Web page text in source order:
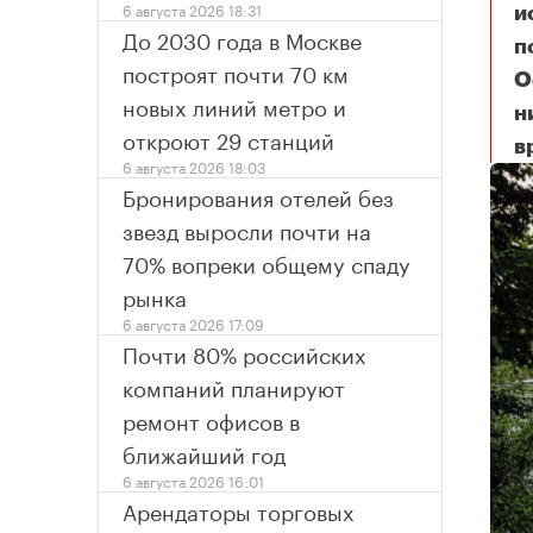
6 августа 2026 18:31
До 2030 года в Москве
построят почти 70 км
новых линий метро и
откроют 29 станций
6 августа 2026 18:03
Бронирования отелей без
звезд выросли почти на
70% вопреки общему спаду
рынка
6 августа 2026 17:09
Почти 80% российских
компаний планируют
ремонт офисов в
ближайший год
6 августа 2026 16:01
Арендаторы торговых